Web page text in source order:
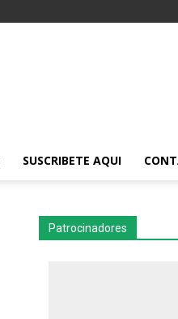
SUSCRIBETE AQUI
Patrocinadores